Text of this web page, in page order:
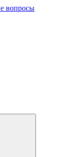
вопросы